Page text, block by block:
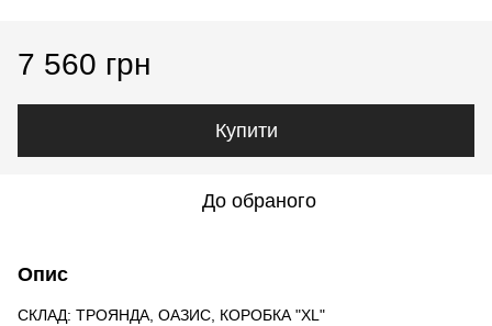
7 560 грн
Купити
До обраного
Опис
СКЛАД: ТРОЯНДА, ОАЗИС, КОРОБКА "XL"